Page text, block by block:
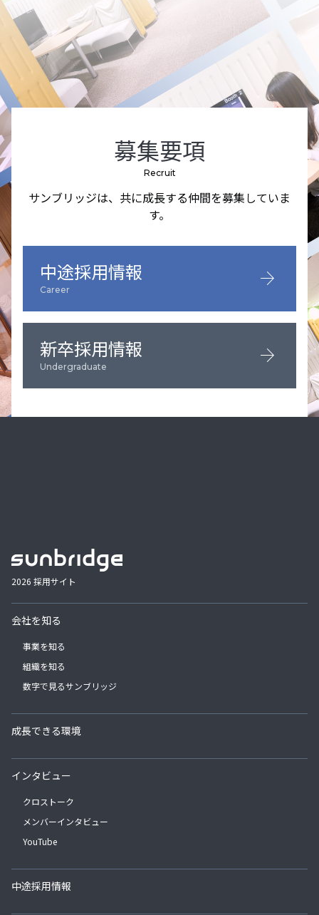
募集要項
Recruit
サンブリッジは、共に成長する仲間を募集していま
す。
中途採用情報
Career arrow_forward
新卒採用情報
Undergraduate arrow_forward
2026 採用サイト
会社を知る
事業を知る
組織を知る
数字で見るサンブリッジ
成長できる環境
インタビュー
クロストーク
メンバーインタビュー
YouTube
中途採用情報